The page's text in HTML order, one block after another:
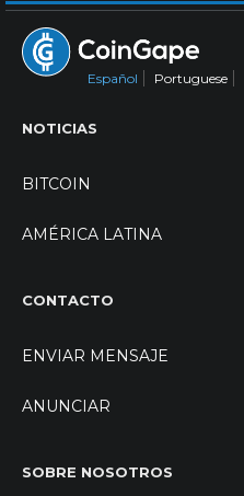
Español Portuguese
NOTICIAS
BITCOIN
AMÉRICA LATINA
CONTACTO
ENVIAR MENSAJE
ANUNCIAR
SOBRE NOSOTROS